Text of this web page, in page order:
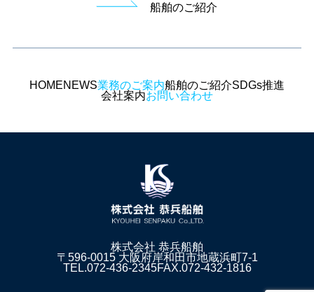
船舶のご紹介
HOMENEWS業務のご案内船舶のご紹介SDGs推進
会社案内お問い合わせ
株式会社 恭兵船舶
〒596-0015 大阪府岸和田市地蔵浜町7-1
TEL.072‐436‐2345FAX.072‐432‐1816